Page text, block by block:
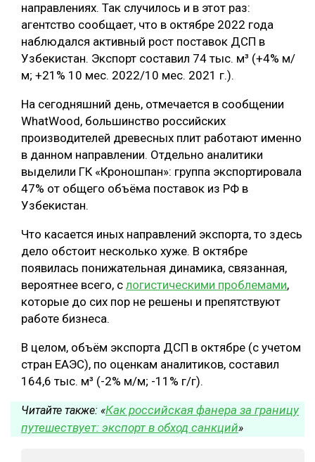
ЛЕСОПИЛЕНИЕ
ДЕРЕВЯННОЕ ДОМОСТРОЕНИЕ
БЕЗОПАСНОЕ ПРОИЗВОДСТВО
СУШКА ДРЕВЕСИНЫ
МЕБЕЛЬНОЕ ПРОИЗВОДСТВО
направлениях. Так случилось и в этот раз:
агентство сообщает, что в октябре 2022 года
наблюдался активный рост поставок ДСП в
Узбекистан. Экспорт составил 74 тыс. м³ (+4% м/
м; +21% 10 мес. 2022/10 мес. 2021 г.).
На сегодняшний день, отмечается в сообщении
WhatWood, большинство российских
производителей древесных плит работают именно
в данном направлении. Отдельно аналитики
выделили ГК «Кроношпан»: группа экспортировала
47% от общего объёма поставок из РФ в
Узбекистан.
Что касается иных направлений экспорта, то здесь
дело обстоит несколько хуже. В октябре
появилась понижательная динамика, связанная,
вероятнее всего, с логистическими проблемами,
которые до сих пор не решены и препятствуют
работе бизнеса.
В целом, объём экспорта ДСП в октябре (с учетом
стран ЕАЭС), по оценкам аналитиков, составил
164,6 тыс. м³ (-2% м/м; -11% г/г).
Читайте также: «Как российская фанера за границу
путешествует: экспорт в обход санкций»